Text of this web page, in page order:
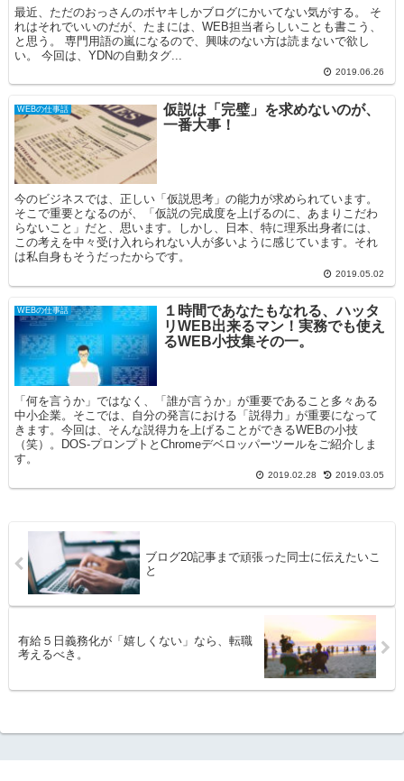
最近、ただのおっさんのボヤキしかブログにかいてない気がする。 そ
れはそれでいいのだが、たまには、WEB担当者らしいことも書こう、
と思う。 専門用語の嵐になるので、興味のない方は読まないで欲し
い。 今回は、YDNの自動タグ...
2019.06.26
WEBの仕事話
仮説は「完璧」を求めないのが、
一番大事！
今のビジネスでは、正しい「仮説思考」の能力が求められています。
そこで重要となるのが、「仮説の完成度を上げるのに、あまりこだわ
らないこと」だと、思います。しかし、日本、特に理系出身者には、
この考えを中々受け入れられない人が多いように感じています。それ
は私自身もそうだったからです。
2019.05.02
WEBの仕事話
１時間であなたもなれる、ハッタ
リWEB出来るマン！実務でも使え
るWEB小技集その一。
「何を言うか」ではなく、「誰が言うか」が重要であること多々ある
中小企業。そこでは、自分の発言における「説得力」が重要になって
きます。今回は、そんな説得力を上げることができるWEBの小技
（笑）。DOS-プロンプトとChromeデベロッパーツールをご紹介しま
す。
2019.02.28 2019.03.05
ブログ20記事まで頑張った同士に伝えたいこ
と
有給５日義務化が「嬉しくない」なら、転職
考えるべき。